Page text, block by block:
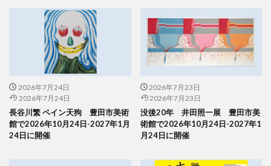
2026年7月24日
2026年7月24日
長谷川繁 ペイン天狗 豊田市美術
館で2026年10月24日-2027年1月
24日に開催
2026年7月23日
2026年7月23日
没後20年 井田照一展 豊田市美
術館で2026年10月24日-2027年1
月24日に開催